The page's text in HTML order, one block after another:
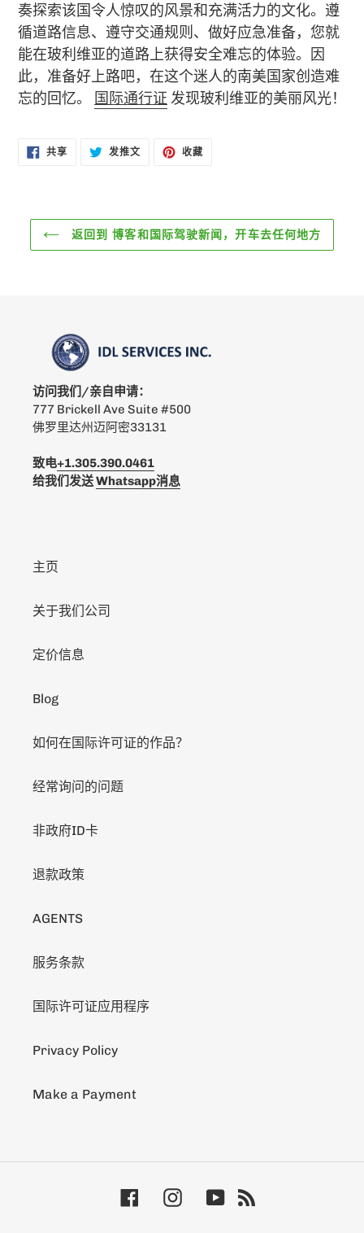
奏探索该国令人惊叹的风景和充满活力的文化。遵
循道路信息、遵守交通规则、做好应急准备，您就
能在玻利维亚的道路上获得安全难忘的体验。因
此，准备好上路吧，在这个迷人的南美国家创造难
忘的回忆。
国际通行证 发现玻利维亚的美丽风光！
共享在
FACEBOOK
发推文在
TWITTER
收藏固
定
返回到 博客和国际驾驶新闻，开车去任何地方
访问我们/亲自申请：
777 Brickell Ave Suite #500
佛罗里达州迈阿密33131
致电+1.305.390.0461
给我们发送Whatsapp消息
主页
关于我们公司
定价信息
Blog
如何在国际许可证的作品？
经常询问的问题
非政府ID卡
退款政策
AGENTS
服务条款
国际许可证应用程序
Privacy Policy
Make a Payment
FacebookInstagram
YouTube